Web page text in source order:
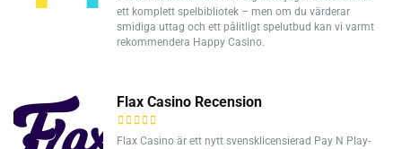
ett komplett spelbibliotek – men om du värderar
smidiga uttag och ett pålitligt spelutbud kan vi varmt
rekommendera Happy Casino.
Flax Casino Recension
Flax Casino är ett nytt svensklicensierad Pay N Play-